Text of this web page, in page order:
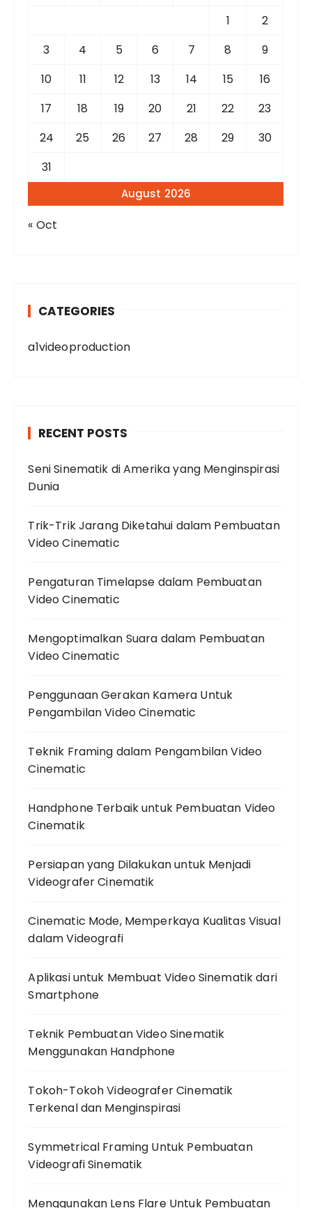
August 2026
1
2
3
4 5 6 7 8
9
10
11 12 13 14 15
16
17
18 19 20 21 22
23
24
25 26 27 28 29
30
31
« Oct
CATEGORIES
a1videoproduction
RECENT POSTS
Seni Sinematik di Amerika yang Menginspirasi
Dunia
Trik-Trik Jarang Diketahui dalam Pembuatan
Video Cinematic
Pengaturan Timelapse dalam Pembuatan
Video Cinematic
Mengoptimalkan Suara dalam Pembuatan
Video Cinematic
Penggunaan Gerakan Kamera Untuk
Pengambilan Video Cinematic
Teknik Framing dalam Pengambilan Video
Cinematic
Handphone Terbaik untuk Pembuatan Video
Cinematik
Persiapan yang Dilakukan untuk Menjadi
Videografer Cinematik
Cinematic Mode, Memperkaya Kualitas Visual
dalam Videografi
Aplikasi untuk Membuat Video Sinematik dari
Smartphone
Teknik Pembuatan Video Sinematik
Menggunakan Handphone
Tokoh-Tokoh Videografer Cinematik
Terkenal dan Menginspirasi
Symmetrical Framing Untuk Pembuatan
Videografi Sinematik
Menggunakan Lens Flare Untuk Pembuatan